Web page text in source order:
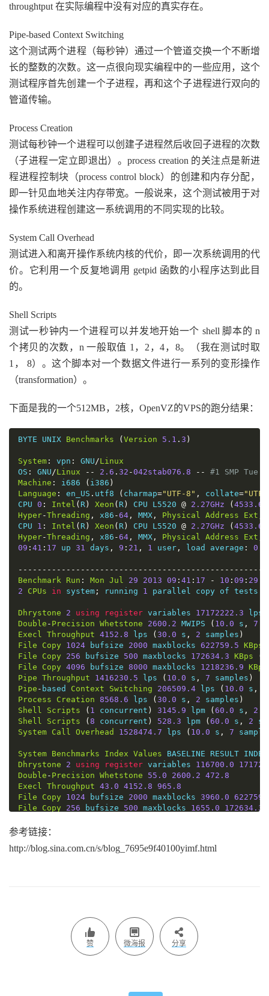
throughtput 在实际编程中没有对应的真实存在。
Pipe-based Context Switching
这个测试两个进程（每秒钟）通过一个管道交换一个不断增
长的整数的次数。这一点很向现实编程中的一些应用，这个
测试程序首先创建一个子进程，再和这个子进程进行双向的
管道传输。
Process Creation
测试每秒钟一个进程可以创建子进程然后收回子进程的次数
（子进程一定立即退出）。process creation 的关注点是新进
程进程控制块（process control block）的创建和内存分配，
即一针见血地关注内存带宽。一般说来，这个测试被用于对
操作系统进程创建这一系统调用的不同实现的比较。
System Call Overhead
测试进入和离开操作系统内核的代价，即一次系统调用的代
价。它利用一个反复地调用 getpid 函数的小程序达到此目
的。
Shell Scripts
测试一秒钟内一个进程可以并发地开始一个 shell 脚本的 n
个拷贝的次数，n 一般取值 1，2，4，8。（我在测试时取
1， 8）。这个脚本对一个数据文件进行一系列的变形操作
（transformation）。
下面是我的一个512MB，2核，OpenVZ的VPS的跑分结果：
BYTE UNIX Benchmarks ( Version 5.1 . 3 )
System : vpn : GNU /Linux
OS : GNU /Linux -- 2.6 . 32 -042stab076.8 --
#1 SMP Tue
Machine : i686 ( i386 )
Language : en_US . utf8 ( charmap="UTF-8" , collate=
CPU 0 : Intel ( R ) Xeon ( R ) CPU L5520 @ 2.27GHz ( 4533.6
Hyper-Threading , x86 -64 , MMX , Physical Address Ext
CPU 1 : Intel ( R ) Xeon ( R ) CPU L5520 @ 2.27GHz ( 4533.6
Hyper-Threading , x86 -64 , MMX , Physical Address Ext
09 : 41 : 17 up 31 days , 9 : 21 , 1 user , load average :
Benchmark
Run : Mon Jul 29 2013 09 : 41 : 17 - 10 : 09 : 29
2
CPUs in system ; running 1 parallel copy of tests
Dhrystone 2 using register variables 17172222.3 lps
Double - Precision Whetstone 2600.2 MWIPS ( 10.0 s , 7
Execl
Throughput 4152.8 lps ( 30.0 s , 2 samples )
File
Copy 1024 bufsize 2000 maxblocks 622759.5 KBps
File
Copy 256 bufsize 500 maxblocks 172634.3 KBps (
File
Copy 4096 bufsize 8000 maxblocks 1218236.9 KBps
Pipe Throughput 1416230.5 lps ( 10.0 s , 7 samples )
Pipe - based Context Switching 206509.4 lps ( 10.0 s ,
Process
Creation 8568.6 lps ( 30.0 s , 2 samples )
Shell
Scripts ( 1 concurrent ) 3145.9 lpm ( 60.0 s , 2
Shell
Scripts ( 8 concurrent ) 528.3 lpm ( 60.0 s , 2
System Call Overhead 1528474.7 lps ( 10.0 s , 7
System Benchmarks Index Values
Dhrystone
2 using register variables 116700.0
Double - Precision Whetstone 55.0 2600.2 472.8
Execl
Throughput 43.0 4152.8 965.8
File
Copy 1024 bufsize 2000 maxblocks 3960.0
File
Copy 256 bufsize 500 maxblocks 1655.0 172634.3
Pipe Throughput
Process Creation 126.0 8568.6 680.0
Run Mon Jul 29 2013 10:09 29
system running 2 parallel copies of tests
lps (30.0
参考链接：
http://blog.sina.com.cn/s/blog_7695e9f40100yimf.html
赞 微海报 分享